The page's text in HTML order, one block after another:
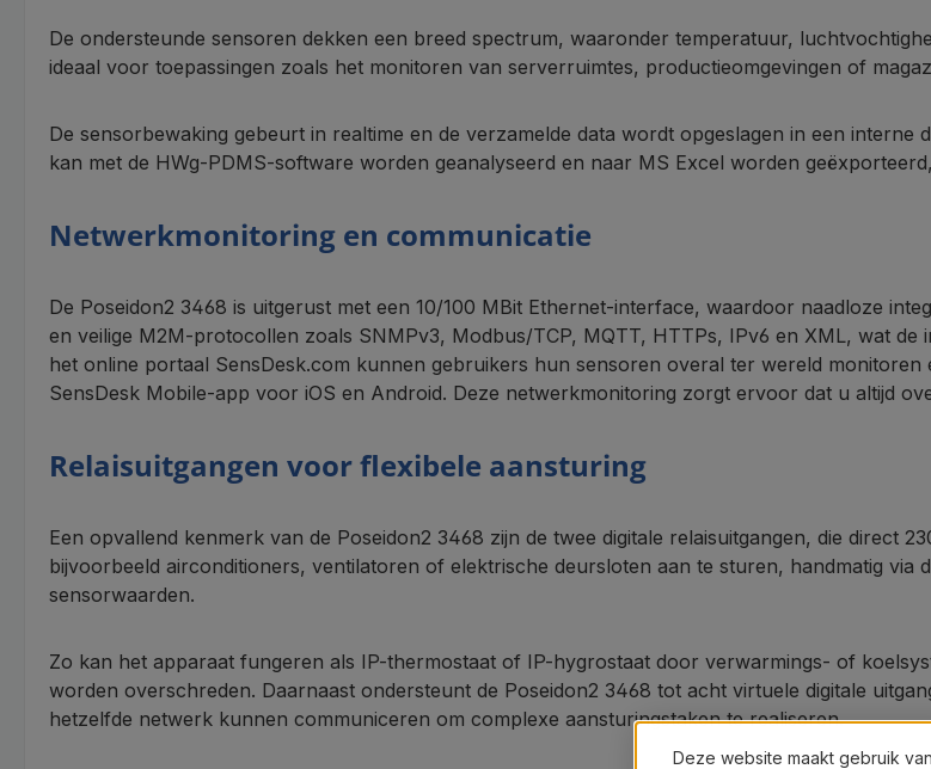
De ondersteunde sensoren dekken een breed spectrum, waaronder temperatuur,
ideaal voor toepassingen zoals het monitoren van serverruimtes, productieomgevingen of
De sensorbewaking gebeurt in realtime en de verzamelde data wordt opgeslagen in een interne
kan met de HWg-PDMS-software worden geanalyseerd en naar MS Excel worden
Netwerkmonitoring en communicatie
De Poseidon2 3468 is uitgerust met een 10/100 MBit Ethernet-interface, waardoor naadloze
en veilige M2M-protocollen zoals SNMPv3, Modbus/TCP, MQTT, HTTPs, IPv6 en XML, wat de
het online portaal SensDesk.com kunnen gebruikers hun sensoren overal ter wereld
SensDesk Mobile-app voor iOS en Android. Deze netwerkmonitoring zorgt ervoor dat u altijd
Relaisuitgangen voor flexibele aansturing
Een opvallend kenmerk van de Poseidon2 3468 zijn de twee digitale relaisuitgangen, die direct
bijvoorbeeld airconditioners, ventilatoren of elektrische deursloten aan te sturen, handmatig
sensorwaarden.
Zo kan het apparaat fungeren als IP-thermostaat of IP-hygrostaat door verwarmings- of
worden overschreden. Daarnaast ondersteunt de Poseidon2 3468 tot acht virtuele digitale
hetzelfde netwerk kunnen communiceren om complexe aansturingstaken te realiseren.
Deze website maakt gebruik van